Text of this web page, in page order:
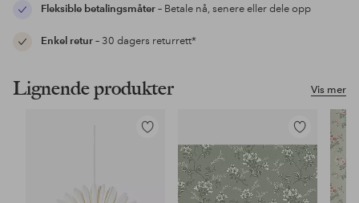
Fleksible betalingsmåter– Betale nå, senere eller dele opp
Enkel retur– 30 dagers returrett*
Vis mer
Lignende produkter
Legg
favoritter
Legg
til
favoritter